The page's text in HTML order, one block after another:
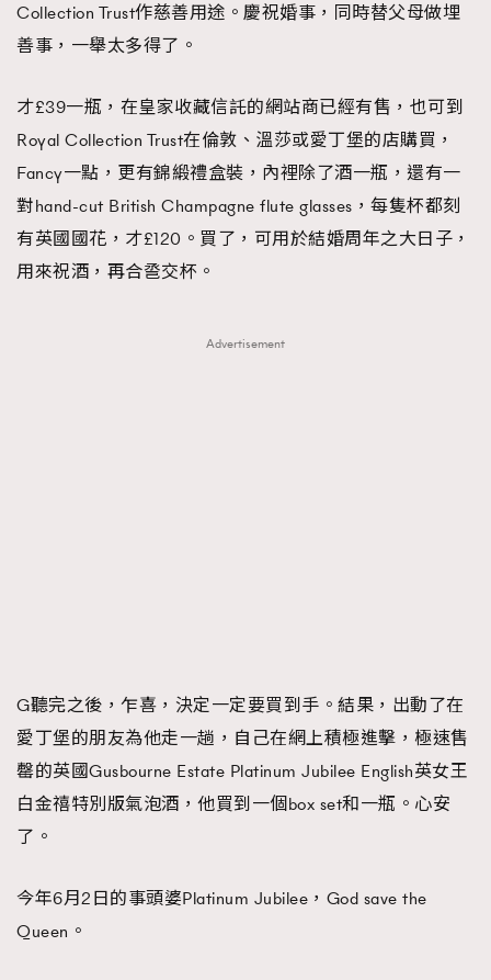
Collection Trust作慈善用途。慶祝婚事，同時替父母做埋
善事，一舉太多得了。
才£39一瓶，在皇家收藏信託的網站商已經有售，也可到
Royal Collection Trust在倫敦、溫莎或愛丁堡的店購買，
Fancy一點，更有錦緞禮盒裝，內裡除了酒一瓶，還有一
對hand-cut British Champagne flute glasses，每隻杯都刻
有英國國花，才£120。買了，可用於結婚周年之大日子，
用來祝酒，再合巹交杯。
Advertisement
G聽完之後，乍喜，決定一定要買到手。結果，出動了在
愛丁堡的朋友為他走一趟，自己在網上積極進擊，極速售
罄的英國Gusbourne Estate Platinum Jubilee English英女王
白金禧特別版氣泡酒，他買到一個box set和一瓶。心安
了。
今年6月2日的事頭婆Platinum Jubilee，God save the
Queen。